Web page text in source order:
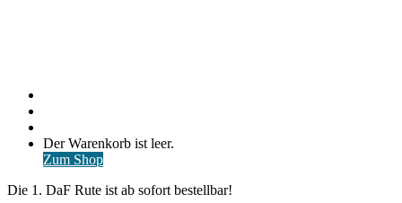
Warenkorb
ansehen
Der Warenkorb ist leer.
Zum Shop
Die 1. DaF Rute ist ab sofort bestellbar!